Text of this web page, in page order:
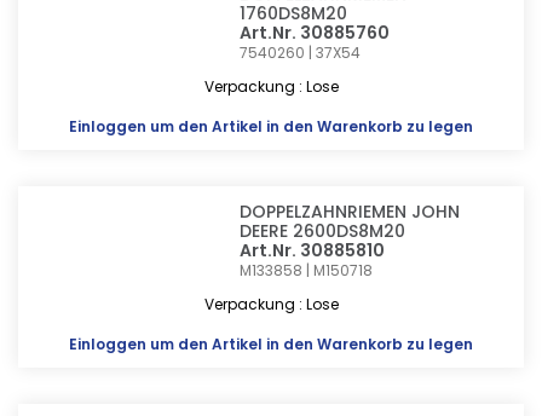
1760DS8M20
Art.Nr. 30885760
7540260 | 37X54
Verpackung : Lose
Einloggen um den Artikel in den Warenkorb zu legen
DOPPELZAHNRIEMEN JOHN
DEERE 2600DS8M20
Art.Nr. 30885810
M133858 | M150718
Verpackung : Lose
Einloggen um den Artikel in den Warenkorb zu legen